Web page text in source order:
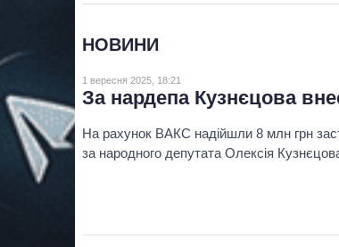
НОВИНИ
1 вересня 2025, 18:21
За нардепа Кузнєцова
На рахунок ВАКС надійшли 8 млн грн
за народного депутата Олексія